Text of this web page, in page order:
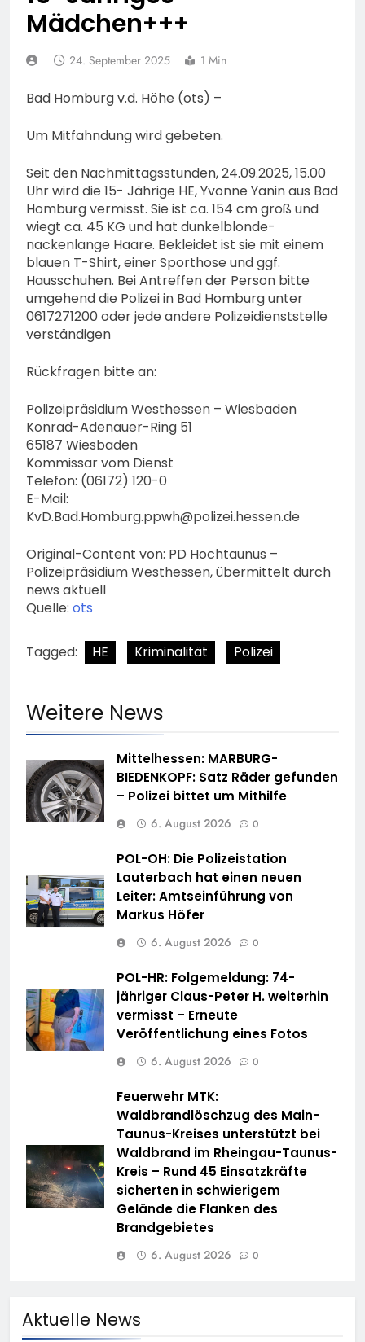
Erneute Veröffentlichung
eines Fotos
Waldbrandlöschzug des
unterstützt bei Waldbrand
– Rund 45 Einsatzkräfte
Gelände die Flanken des
Brandgebietes
POL-OF: Manipulierte
Bike aus dem Verkehr
Spezialisten decken gleich
6. August 2026
Wohnmobils führt zu einer
bei Niedernhausen
POL-NH: Schwalm-Eder-
Kreis: 74-jähriger Claus-
Peter H. aus Felsberg wird
vermisst
5. August 2026
FW Rheingau-Taunus:
Erstmeldung: Waldbrand
zwischen Bad
Schwalbach-Hettenhain
und Taunusstein-
Seitzenhahn – rund 150
5. August 2026
POL-RTK:
Leitungswechsel bei der
angedotzt: Hinweise
erbeten und Wer hat den
Fahrraddieb gesehen?
Mädchen+++
24. September 2025 1 Min
Bad Homburg v.d. Höhe (ots) –
Um Mitfahndung wird gebeten.
Seit den Nachmittagsstunden, 24.09.2025, 15.00
Uhr wird die 15- Jährige HE, Yvonne Yanin aus Bad
Homburg vermisst. Sie ist ca. 154 cm groß und
wiegt ca. 45 KG und hat dunkelblonde-
nackenlange Haare. Bekleidet ist sie mit einem
blauen T-Shirt, einer Sporthose und ggf.
Hausschuhen. Bei Antreffen der Person bitte
umgehend die Polizei in Bad Homburg unter
0617271200 oder jede andere Polizeidienststelle
verständigen
Rückfragen bitte an:
Polizeipräsidium Westhessen – Wiesbaden
Konrad-Adenauer-Ring 51
65187 Wiesbaden
Kommissar vom Dienst
Telefon: (06172) 120-0
E-Mail:
KvD.Bad.Homburg.ppwh@polizei.hessen.de
Original-Content von: PD Hochtaunus –
Polizeipräsidium Westhessen, übermittelt durch
news aktuell
Quelle: ots
Tagged: HE Kriminalität Polizei
Weitere News
Mittelhessen: MARBURG-
BIEDENKOPF: Satz Räder gefunden
– Polizei bittet um Mithilfe
6. August 2026 0
POL-OH: Die Polizeistation
Lauterbach hat einen neuen
Leiter: Amtseinführung von
Markus Höfer
6. August 2026 0
POL-HR: Folgemeldung: 74-
jähriger Claus-Peter H. weiterhin
vermisst – Erneute
Veröffentlichung eines Fotos
6. August 2026 0
Feuerwehr MTK:
Waldbrandlöschzug des Main-
Taunus-Kreises unterstützt bei
Waldbrand im Rheingau-Taunus-
Kreis – Rund 45 Einsatzkräfte
sicherten in schwierigem
Gelände die Flanken des
Brandgebietes
6. August 2026 0
Aktuelle News